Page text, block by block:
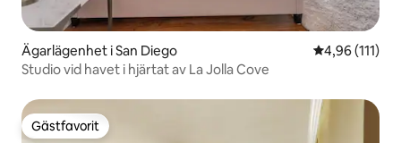
Ägarlägenhet i San Diego 4,96 av 5 i
4,96 (111)
Studio vid havet i hjärtat av La Jolla Cove
Gästfavorit
Gästfavorit